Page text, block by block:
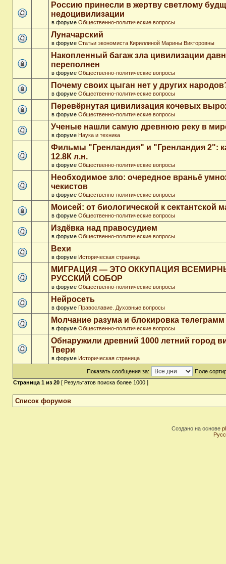
Россию принесли в жертву светлому
недоцивилизации
в форуме Общественно-политические вопросы
Луначарский
в форуме Статьи экономиста Кириллиной Марины Викторовны
Накопленный багаж зла цивилизации
переполнен
в форуме Общественно-политические вопросы
Почему своих цыган нет у других
в форуме Общественно-политические вопросы
Перевёрнутая цивилизация кочевых
в форуме Общественно-политические вопросы
Ученые нашли самую древнюю реку в
в форуме Наука и техника
Фильмы "Гренландия" и "Гренландия 2":
12.8К л.н.
в форуме Общественно-политические вопросы
Необходимое зло: очередное враньё
чекистов
в форуме Общественно-политические вопросы
Моисей: от биологической к сектантской
в форуме Общественно-политические вопросы
Издёвка над правосудием
в форуме Общественно-политические вопросы
Вехи
в форуме Историческая страница
МИГРАЦИЯ — ЭТО ОККУПАЦИЯ
РУССКИЙ СОБОР
в форуме Общественно-политические вопросы
Нейросеть
в форуме Православие. Духовные вопросы
Молчание разума и блокировка телеграмм
в форуме Общественно-политические вопросы
Обнаружили древний 1000 летний город
Твери
в форуме Историческая страница
Показать сообщения за:
Поле
Страница 1 из 20 [ Результатов поиска более 1000 ]
Список форумов
Создано на основе